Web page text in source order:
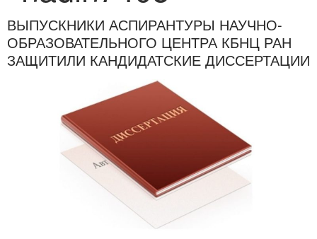
ВЫПУСКНИКИ АСПИРАНТУРЫ НАУЧНО-
ОБРАЗОВАТЕЛЬНОГО ЦЕНТРА КБНЦ РАН
ЗАЩИТИЛИ КАНДИДАТСКИЕ ДИССЕРТАЦИИ